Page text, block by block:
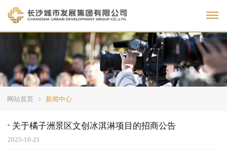
网站首页 新闻中心
关于橘子洲景区文创冰淇淋项目的招商公告
2025-10-21